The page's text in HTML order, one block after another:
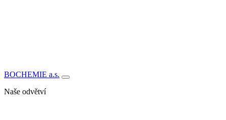
BOCHEMIE a.s.
Naše odvětví